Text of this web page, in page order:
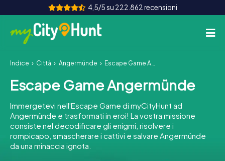
4,5/5 su 222.862 recensioni
Come funziona
Città
Tour
Team Building
Indice Città Angermünde Escape Game Angermünde
Escape Game Angermünde
Immergetevi nell'Escape Game di myCityHunt ad
Angermünde e trasformati in eroi! La vostra missione
consiste nel decodificare gli enigmi, risolvere i
rompicapo, smascherare i cattivi e salvare Angermünde
da una minaccia ignota.